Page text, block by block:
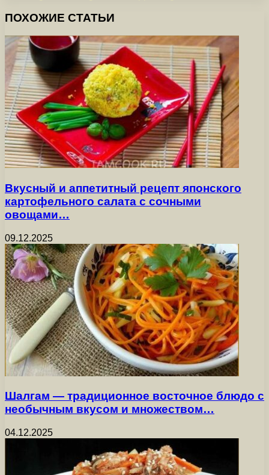
ПОХОЖИЕ СТАТЬИ
Вкусный и аппетитный рецепт японского
картофельного салата с сочными
овощами…
09.12.2025
Шалгам — традиционное восточное блюдо с
необычным вкусом и множеством…
04.12.2025